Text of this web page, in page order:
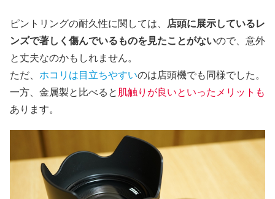
ピントリングの耐久性に関しては、
店頭に展示しているレ
ンズで著しく傷んでいるものを見たことがないので、意外
と丈夫なのかもしれません。
ただ、 ホコリは目立ちやすいのは店頭機でも同様でした。
一方、金属製と比べると 肌触りが良いといったメリットも
あります。